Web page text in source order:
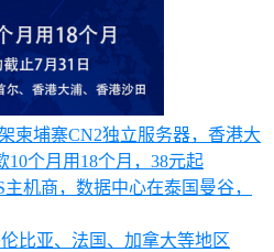
柬埔寨CN2独立服务器，香港大
10个月用18个月，38元起
主机商，数据中心在泰国曼谷，
比亚、法国、加拿大等地区